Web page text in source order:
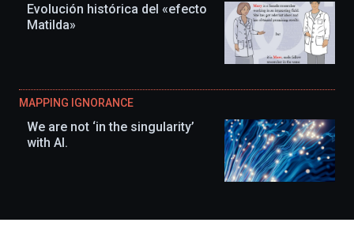
Evolución histórica del «efecto
Matilda»
MAPPING IGNORANCE
We are not ‘in the singularity’
with AI.